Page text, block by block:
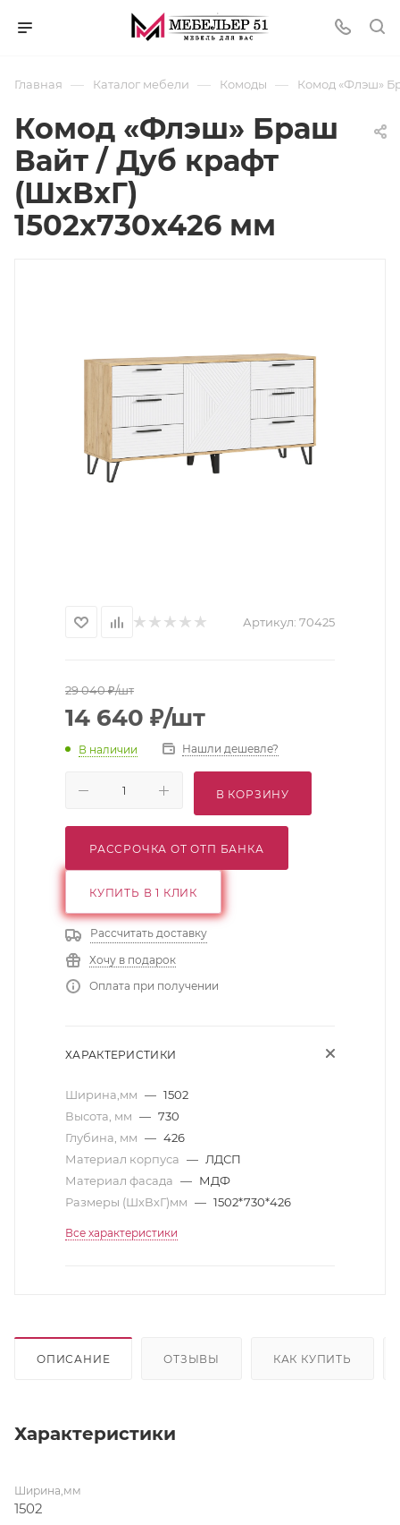
Главная — Каталог мебели — Комоды — Комод «Флэш»
Комод «Флэш» Браш
Вайт / Дуб крафт
(ШхВхГ)
1502х730х426 мм
Артикул: 70425
29 040₽/шт
14 640 ₽/шт
В наличии Нашли дешевле?
В КОРЗИНУ
РАССРОЧКА ОТ ОТП БАНКА
КУПИТЬ В 1 КЛИК
Рассчитать доставку
Хочу в подарок
Оплата при получении
ХАРАКТЕРИСТИКИ
Ширина,мм — 1502
Высота, мм — 730
Глубина, мм — 426
Материал корпуса — ЛДСП
Материал фасада — МДФ
Размеры (ШхВхГ)мм — 1502*730*426
Все характеристики
ОПИСАНИЕ ОТЗЫВЫ КАК КУПИТЬ
Характеристики
Ширина,мм
1502